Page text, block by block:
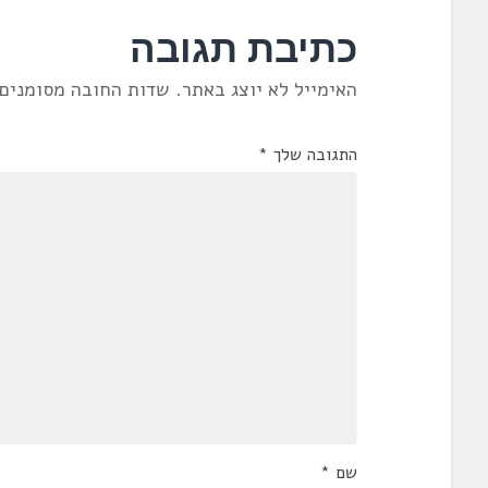
כתיבת תגובה
האימייל לא יוצג באתר. שדות החובה
התגובה שלך *
שם *